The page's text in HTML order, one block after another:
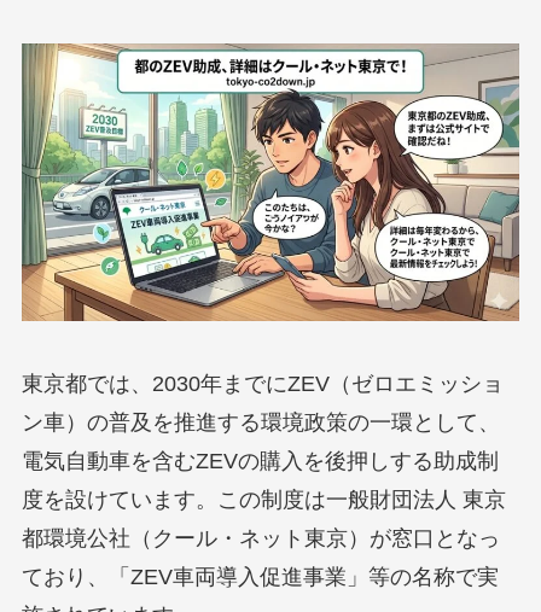
東京都では、2030年までにZEV（ゼロエミッショ
ン車）の普及を推進する環境政策の一環として、
電気自動車を含むZEVの購入を後押しする助成制
度を設けています。この制度は一般財団法人 東京
都環境公社（クール・ネット東京）が窓口となっ
ており、「ZEV車両導入促進事業」等の名称で実